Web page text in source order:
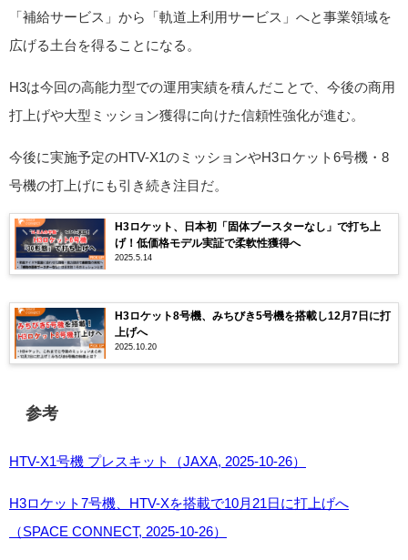
「補給サービス」から「軌道上利用サービス」へと事業領域を
広げる土台を得ることになる。
H3は今回の高能力型での運用実績を積んだことで、今後の商用
打上げや大型ミッション獲得に向けた信頼性強化が進む。
今後に実施予定のHTV-X1のミッションやH3ロケット6号機・8
号機の打上げにも引き続き注目だ。
H3ロケット、日本初「固体ブースターなし」で打ち上
げ！低価格モデル実証で柔軟性獲得へ
2025.5.14
H3ロケット8号機、みちびき5号機を搭載し12月7日に打
上げへ
2025.10.20
参考
HTV-X1号機 プレスキット（JAXA, 2025-10-26）
H3ロケット7号機、HTV-Xを搭載で10月21日に打上げへ
（SPACE CONNECT, 2025-10-26）